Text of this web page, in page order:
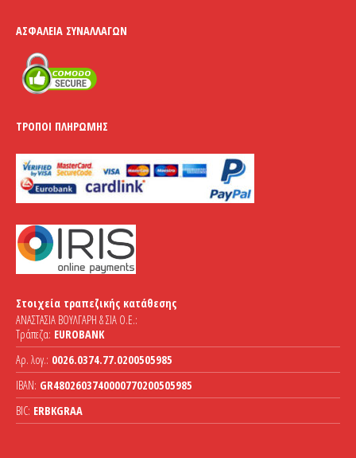
ΑΣΦΆΛΕΙΑ ΣΥΝΑΛΛΑΓΏΝ
ΤΡΌΠΟΙ ΠΛΗΡΩΜΉΣ
Στοιχεία τραπεζικής κατάθεσης
ΑΝΑΣΤΑΣΙΑ ΒΟΥΛΓΑΡΗ & ΣΙΑ Ο.Ε.:
Τράπεζα: EUROBANK
Αρ. λογ.: 0026.0374.77.0200505985
IBAN: GR4802603740000770200505985
BIC: ERBKGRAA